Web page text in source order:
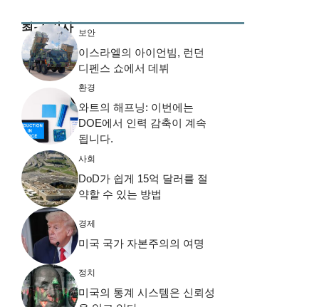
최근 기사 보안
이스라엘의 아이언빔, 런던
디펜스 쇼에서 데뷔
환경
와트의 해프닝: 이번에는
DOE에서 인력 감축이 계속
됩니다.
사회
DoD가 쉽게 15억 달러를 절
약할 수 있는 방법
경제
미국 국가 자본주의의 여명
정치
미국의 통계 시스템은 신뢰성